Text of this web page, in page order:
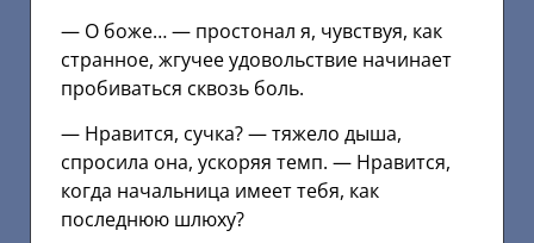
— О боже… — простонал я, чувствуя, как
странное, жгучее удовольствие начинает
пробиваться сквозь боль.
— Нравится, сучка? — тяжело дыша,
спросила она, ускоряя темп. — Нравится,
когда начальница имеет тебя, как
последнюю шлюху?